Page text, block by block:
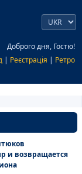
Доброго дня, Гостю!
| Реєстрація | Ретро
и возвращается